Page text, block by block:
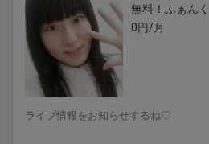
無料！ふぁん
0円/月
ライブ情報をお知らせするね♡